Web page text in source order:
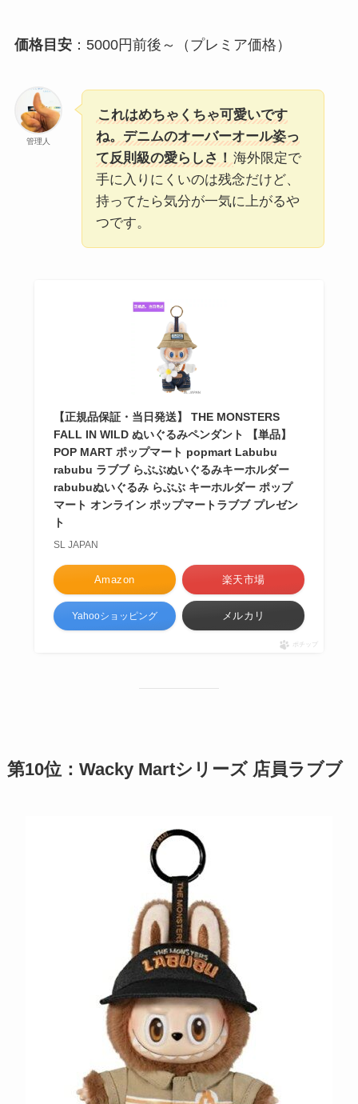
価格目安：5000円前後～（プレミア価格）
管理人
これはめちゃくちゃ可愛いです
ね。デニムのオーバーオール姿っ
て反則級の愛らしさ！ 海外限定で
手に入りにくいのは残念だけど、
持ってたら気分が一気に上がるや
つです。
【正規品保証・当日発送】 THE MONSTERS
FALL IN WILD ぬいぐるみペンダント 【単品】
POP MART ポップマート popmart Labubu
rabubu ラブブ らぶぶぬいぐるみキーホルダー
rabubuぬいぐるみ らぶぶ キーホルダー ポップ
マート オンライン ポップマートラブブ プレゼン
ト
SL JAPAN
Amazon 楽天市場
Yahooショッピング メルカリ
ポチップ
第10位：Wacky Martシリーズ 店員ラブブ